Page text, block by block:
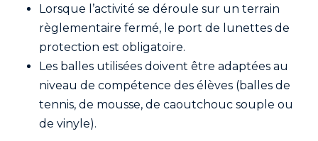
Lorsque l’activité se déroule sur un terrain
règlementaire fermé, le port de lunettes de
protection est obligatoire.
Les balles utilisées doivent être adaptées au
niveau de compétence des élèves (balles de
tennis, de mousse, de caoutchouc souple ou
de vinyle).